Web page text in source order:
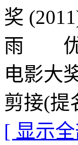
奖
雨 优
电影
剪接(提
[ 显示